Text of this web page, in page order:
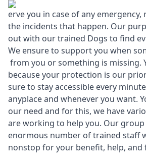
erve you in case of any
the incidents that happen. Our
out with our trained Dogs to find
We ensure to support you when
from you or something is missing.
because your protection is our
sure to stay accessible every
anyplace and whenever you want.
our need and for this, we have
are working to help you. Our
enormous number of trained staff
nonstop for your benefit, help, and